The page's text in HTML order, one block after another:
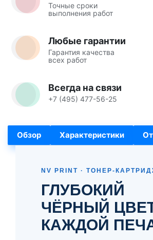
Точные сроки
выполнения работ
Любые гарантии
Гарантия качества
всех работ
Всегда на связи
+7 (495) 477-56-25
Обзор Характеристики
NV PRINT · ТОНЕР-
ГЛУБОКИЙ
ЧЁРНЫЙ
КАЖДОЙ